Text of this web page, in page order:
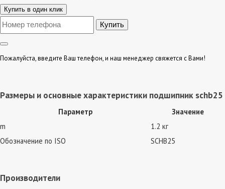
Купить в один клик
Пожалуйста, введите Ваш телефон, и наш менеджер свяжется с Вами!
Размеры и основные характеристики подшипник schb25
Параметр
Значение
m
1.2 кг
Обозначение по ISO
SCHB25
Производители